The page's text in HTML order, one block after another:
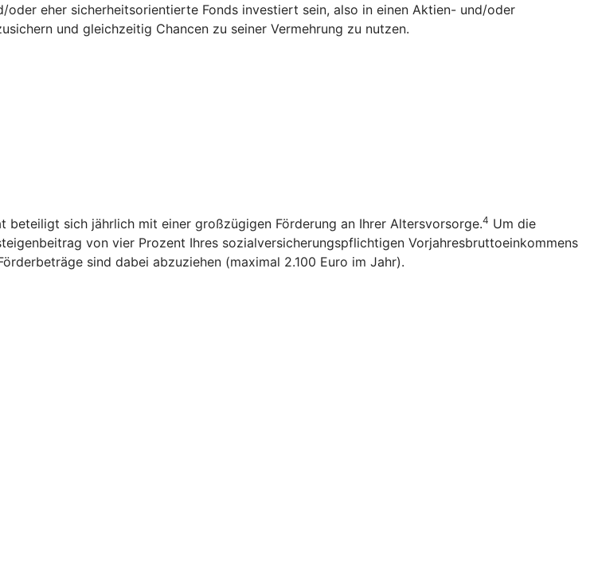
eher sicherheitsorientierte Fonds investiert sein, also in einen Aktien- und/oder
und gleichzeitig Chancen zu seiner Vermehrung zu nutzen.
beteiligt sich jährlich mit einer großzügigen Förderung an Ihrer Altersvorsorge.4 Um die
von vier Prozent Ihres sozialversicherungspflichtigen Vorjahresbruttoeinkommens
sind dabei abzuziehen (maximal 2.100 Euro im Jahr).